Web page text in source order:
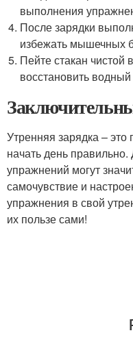
выполнения
После зарядки
избежать мышечных
Пейте стакан чистой
восстановить
Утренняя зарядка –
начать день
упражнений могут
самочувствие и
упражнения в свой
их пользе сами!